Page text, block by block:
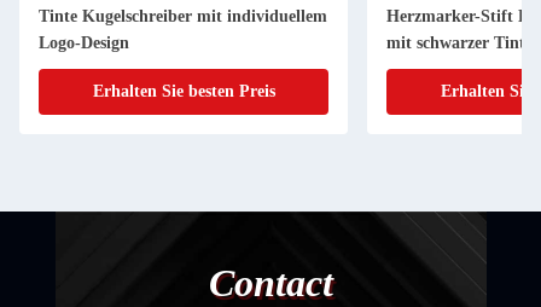
Tinte Kugelschreiber mit individuellem
Logo-Design
Erhalten Sie besten Preis
Herzmarker-Stift
mit schwarzer Tinte
Erhalten Sie
Contact